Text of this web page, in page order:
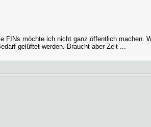
FINs möchte ich nicht ganz öffentlich machen.
gelüftet werden. Braucht aber Zeit ...